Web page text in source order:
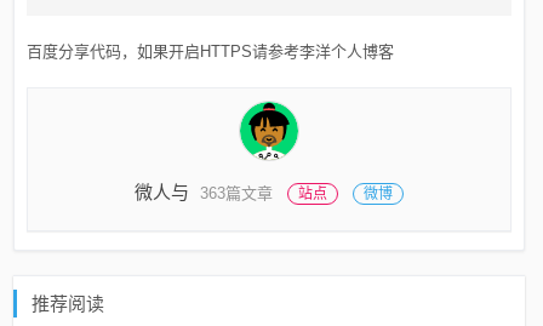
百度分享代码，如果开启HTTPS请参考李洋个人博客
微人与 363篇文章 站点 微博
推荐阅读